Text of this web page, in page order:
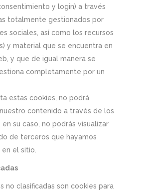
y login) a través
totalmente gestionados por
sociales, así como los recursos
y material que se encuentra en
y que de igual manera se
completamente por un
estas cookies, no podrá
contenido a través de los
en su caso, no podrás visualizar
de terceros que hayamos
el sitio.
no clasificadas son cookies para